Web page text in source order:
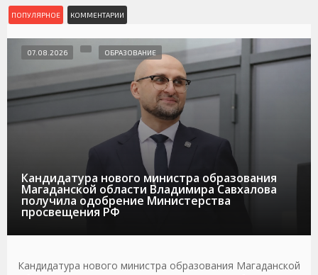
ПОПУЛЯРНОЕ КОММЕНТАРИИ
Кандидатура нового министра образования
Магаданской области Владимира Савхалова
получила одобрение Министерства
просвещения РФ
07.08.2026 ОБРАЗОВАНИЕ
Кандидатура нового министра образования Магаданской